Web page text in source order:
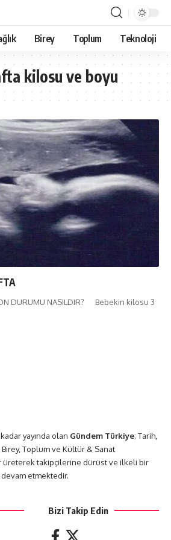
Birey Toplum Teknoloji
kilosu ve boyu
DURUMU NASILDIR? Bebekin kilosu 3
yayında olan Gündem Türkiye; Tarih,
Toplum ve Kültür & Sanat
takipçilerine dürüst ve ilkeli bir
etmektedir.
Bizi Takip Edin